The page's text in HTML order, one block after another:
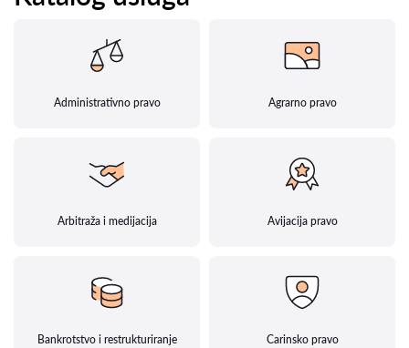
Administrativno pravo Agrarno pravo
Arbitraža i medijacija Avijacija pravo
Bankrotstvo i restrukturiranje Carinsko pravo